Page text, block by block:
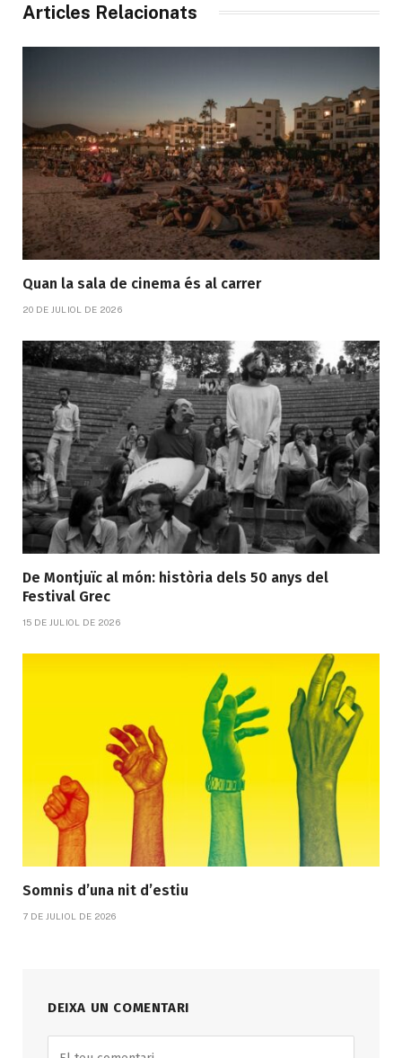
Articles Relacionats
Quan la sala de cinema és al carrer
20 DE JULIOL DE 2026
De Montjuïc al món: història dels 50 anys del
Festival Grec
15 DE JULIOL DE 2026
Somnis d’una nit d’estiu
7 DE JULIOL DE 2026
DEIXA UN COMENTARI